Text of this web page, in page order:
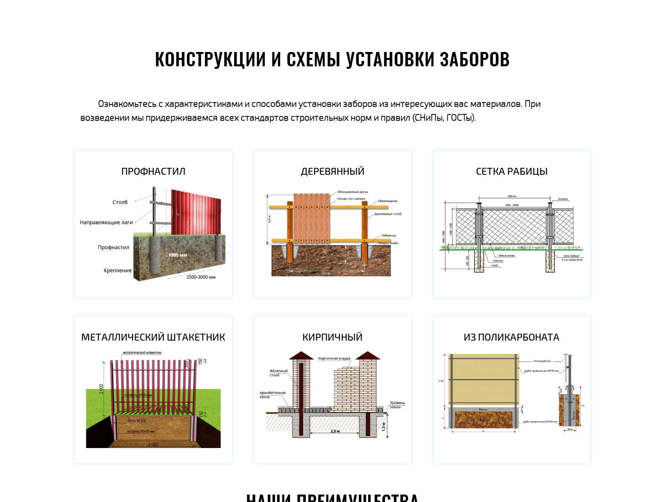
КОНСТРУКЦИИ И СХЕМЫ УСТАНОВКИ ЗАБОРОВ
Ознакомьтесь с характеристиками и способами установки заборов из интересующих вас материалов. При
возведении мы придерживаемся всех стандартов строительных норм и правил (СНиПы, ГОСТы).
ПРОФНАСТИЛ ДЕРЕВЯННЫЙ СЕТКА РАБИЦЫ
МЕТАЛЛИЧЕСКИЙ ШТАКЕТНИК КИРПИЧНЫЙ ИЗ ПОЛИКАРБОНАТА